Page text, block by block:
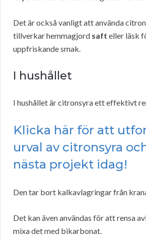
Det är också vanligt att använda
tillverkar hemmagjord saft eller läsk
uppfriskande smak.
I hushållet
I hushållet är citronsyra ett effektivt
Klicka här för att
urval av citronsyra
nästa projekt idag!
Den tar bort kalkavlagringar från
Det kan även användas för att rensa
mixa det med bikarbonat.